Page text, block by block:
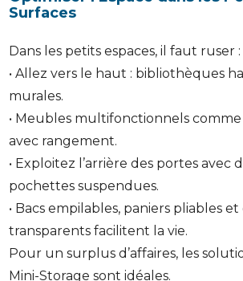
Surfaces
Dans les petits espaces, il faut ruser :
• Allez vers le haut : bibliothèques
murales.
• Meubles multifonctionnels
avec rangement.
• Exploitez l’arrière des portes avec
pochettes suspendues.
• Bacs empilables, paniers pliables
transparents facilitent la vie.
Pour un surplus d’affaires, les
Mini-Storage sont idéales.